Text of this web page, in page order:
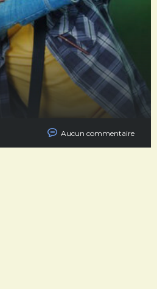
Aucun commentaire